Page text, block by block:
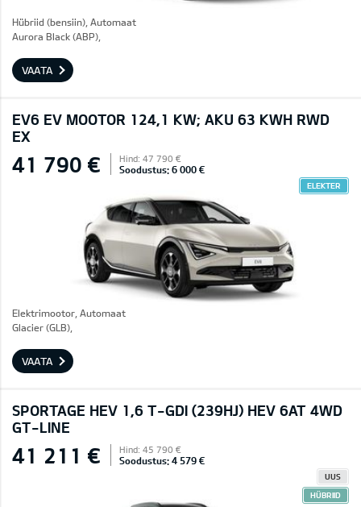
Hübriid (bensiin), Automaat
Aurora Black (ABP),
VAATA
EV6 EV MOOTOR 124,1 KW; AKU 63 KWH RWD
EX
41 790 € Hind: 47 790 €
Soodustus: 6 000 €
ELEKTER
Elektrimootor, Automaat
Glacier (GLB),
VAATA
SPORTAGE HEV 1,6 T-GDI (239HJ) HEV 6AT 4WD
GT-LINE
41 211 € Hind: 45 790 €
Soodustus: 4 579 €
UUS
HÜBRIID